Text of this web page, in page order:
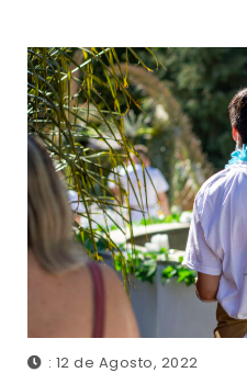
: 12 de Agosto, 2022